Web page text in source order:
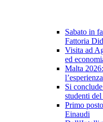
Sabato in
Fattoria
Visita ad
ed
Malta
Si
studenti
Primo
Einaudi